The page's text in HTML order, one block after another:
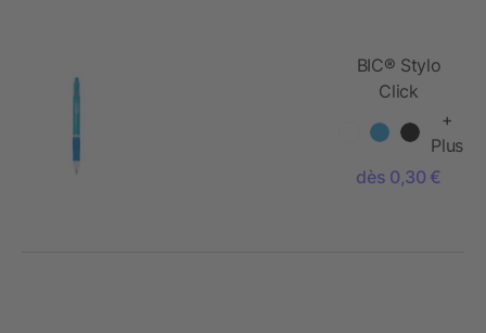
BIC® Stylo
Click
+
Plus
dès 0,30 €